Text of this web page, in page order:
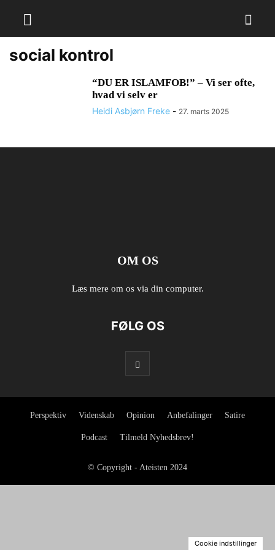
social kontrol
“DU ER ISLAMFOB!” – Vi ser ofte,
hvad vi selv er
Heidi Asbjørn Freke - 27. marts 2025
OM OS
Læs mere om os via din computer.
FØLG OS
Perspektiv Videnskab Opinion Anbefalinger Satire
Podcast Tilmeld Nyhedsbrev!
© Copyright - Ateisten 2024
Cookie indstillinger